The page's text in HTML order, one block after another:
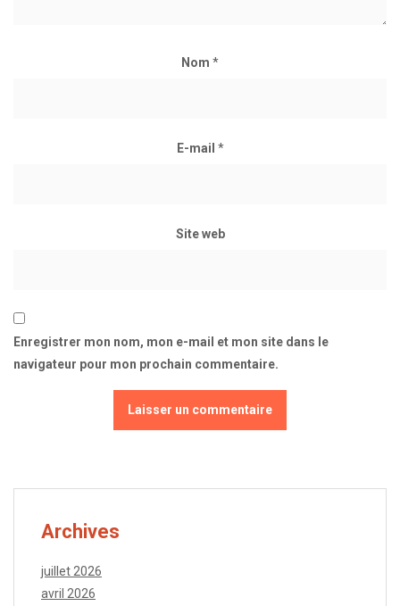
Nom *
E-mail *
Site web
Enregistrer mon nom, mon e-mail et mon site dans le
navigateur pour mon prochain commentaire.
Archives
juillet 2026
avril 2026